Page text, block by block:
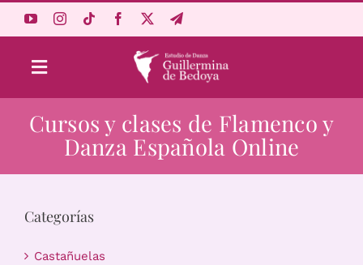
Toggle
Navigation
Aprende Online
Estudio
Cursos y clases de Flamenco y
Danza Española Online
Categorías
Castañuelas